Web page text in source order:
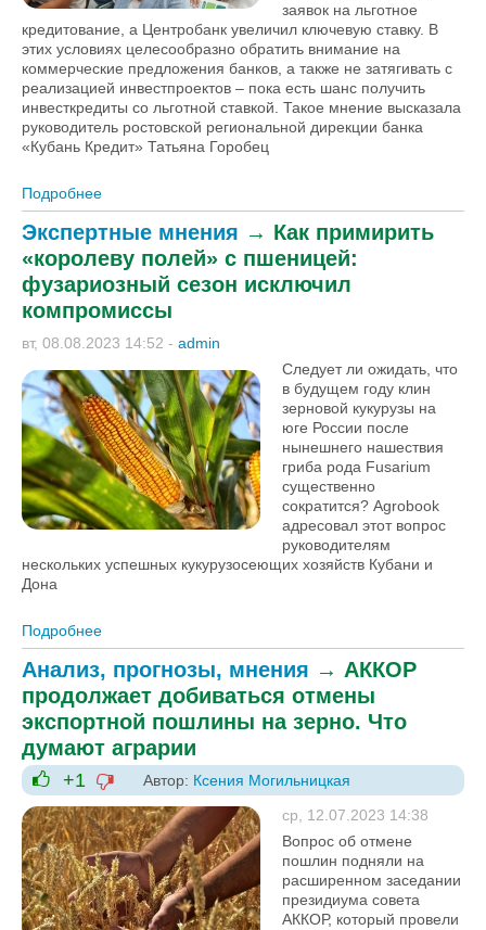
заявок на льготное
кредитование, а Центробанк увеличил ключевую ставку. В
этих условиях целесообразно обратить внимание на
коммерческие предложения банков, а также не затягивать с
реализацией инвестпроектов – пока есть шанс получить
инвесткредиты со льготной ставкой. Такое мнение высказала
руководитель ростовской региональной дирекции банка
«Кубань Кредит» Татьяна Горобец
Подробнее
«Инвестиционные кредиты хозяйствам лучше брать
сейчас» [+ВИДЕО]
Экспертные мнения → Как примирить
«королеву полей» с пшеницей:
фузариозный сезон исключил
компромиссы
вт, 08.08.2023 14:52 - admin
Следует ли ожидать, что
в будущем году клин
зерновой кукурузы на
юге России после
нынешнего нашествия
гриба рода Fusarium
существенно
сократится? Agrobook
адресовал этот вопрос
руководителям
нескольких успешных кукурузосеющих хозяйств Кубани и
Дона
Подробнее
фузариозный сезон исключил компромиссы
Анализ, прогнозы, мнения → АККОР
продолжает добиваться отмены
экспортной пошлины на зерно. Что
думают аграрии
+1
+1
-1
Автор: Ксения Могильницкая
ср, 12.07.2023 14:38
Вопрос об отмене
пошлин подняли на
расширенном заседании
президиума совета
АККОР, который провели